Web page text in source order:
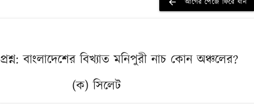
arrow_back আগের পেজে ফিরে যান
প্রশ্ন: বাংলাদেশের বিখ্যাত মনিপুরী নাচ কোন অঞ্চলের?
(ক) সিলেট